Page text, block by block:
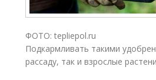
ФОТО: tepliepol.ru
Подкармливать такими
рассаду, так и взрослые